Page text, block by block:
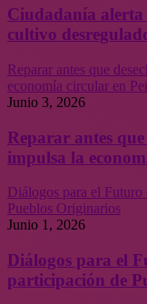
Ciudadanía alerta
cultivo
Reparar antes que
economía circular en
Junio 3, 2026
Reparar antes
impulsa la
Diálogos para el
Pueblos Originarios
Junio 1, 2026
Diálogos para el
participación de